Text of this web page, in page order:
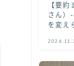
【要
さん）
を変え